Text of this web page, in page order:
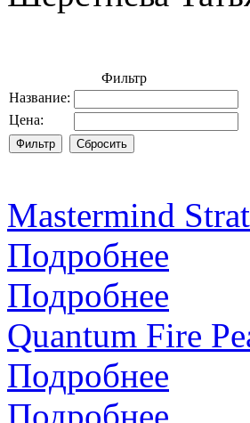
Фильтр
Название:
Цена:
Mastermind
Подробнее
Подробнее
Quantum Fire
Подробнее